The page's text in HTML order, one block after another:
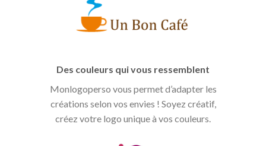
Des couleurs qui vous ressemblent
Monlogoperso vous permet d’adapter les
créations selon vos envies ! Soyez créatif,
créez votre logo unique à vos couleurs.